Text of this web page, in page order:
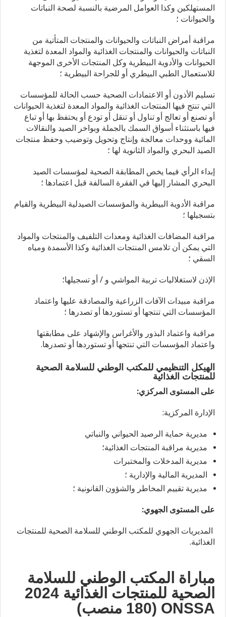
المستهلكين وكذا العوامل المرضية بالنسبة لصحة النباتات
والحيوانات ؛
مراقبة أمراض النباتات والحيوانات والمنتجات المتأتية من
النباتات والحيوانات والمنتجات الغذائية والمواد المعدة لتغذية
الحيوانات والأدوية البيطرية وكل المنتجات الأخرى الموجهة
للاستعمال الطبي البيطري أو للجراحة البيطرية ؛
تسليم الأذون أو الاعتمادات الصحية حسب الحالة للمؤسسات
التي تنتج فيها المنتجات الغذائية والمواد المعدة لتغذية الحيوانات
أو تصنع أو تعالج أو تناول أو تنقل أو تودع أو يحتفظ بها أو تباع
فيها باستثناء أسواق السمك بالجملة وبواخر الصيد والنقالات
المائية ووحدات معالجة وإنتاج وتحويل وتوضيب وحفظ منتجات
الصيد البحري والمواد الثانوية لها ؛
إبداء الرأي فيما يخص المطابقة الصحية لمؤسسات الصيد
البحري المشار إليها في الفقرة السالفة قبل اعتمادها ؛
مراقبة الأدوية البيطرية والمؤسسات الصيدلية البيطرية والقيام
بتسجيلها ؛
مراقبة المضافات الغذائية ومعدات التلفيف والمنتجات والمواد
التي يمكن أن تلامس المنتجات الغذائية وكذا الأسمدة ومياه
السقي ؛
الإذن لاستغلاليات تربية المواشي و / أو تسجيلها؛
مراقبة مبيدات الآفات الزراعية والمصادقة عليها واعتماد
المؤسسات التي تنتجها أو تستوردها أو تصدرها ؛
مراقبة واعتماد البذور والأغراس والإشهاد على مطابقتها
واعتماد المؤسسات التي تنتجها أو تستوردها أو تصدرها.
الهيكل التنظيمي للمكتب الوطني للسلامة الصحية
للمنتجات الغذائية
على المستوى المركزي:
الإدارة المركزية:
مديرية حماية الرصيد الحيواني والنباتي
مديرية مراقبة المنتجات الغذائية؛
مديرية المدخلات والمختبرات
المديرية المالية والإدارية ؛
مديرية تقييم المخاطر والشؤون القانونية ؛
على المستوى الجهوي:
المديريات الجهوي للمكتب الوطني للسلامة الصحية للمنتجات
الغذائية.
مباراة المكتب الوطني للسلامة
الصحية للمنتجات الغذائية 2024
ONSSA (180 منصب)